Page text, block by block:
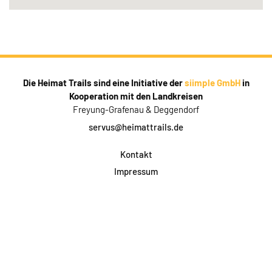
Die Heimat Trails sind eine Initiative dersiimple GmbHin
Kooperation mit den Landkreisen
Freyung-Grafenau & Deggendorf
servus@heimattrails.de
Kontakt
Impressum